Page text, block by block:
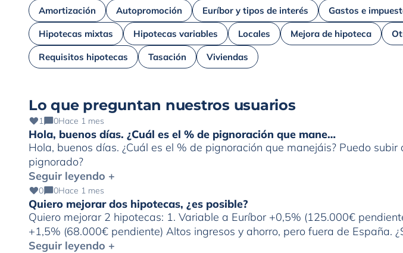
Amortización Autopromoción Euríbor y tipos de interés Gastos e
Hipotecas mixtas Hipotecas variables Locales Mejora de hipoteca
Requisitos hipotecas Tasación Viviendas
Lo que preguntan nuestros usuarios
1 0Hace 1 mes
Hola, buenos días. ¿Cuál es el % de pignoración que mane…
Hola, buenos días. ¿Cuál es el % de pignoración que manejáis? Puedo
pignorado?
Seguir leyendo +
0 0Hace 1 mes
Quiero mejorar dos hipotecas, ¿es posible?
Quiero mejorar 2 hipotecas: 1. Variable a Euríbor +0,5% (125.000€
+1,5% (68.000€ pendiente) Altos ingresos y ahorro, pero fuera de España.
Seguir leyendo +